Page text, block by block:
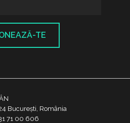
TE
București, România
71 00 606